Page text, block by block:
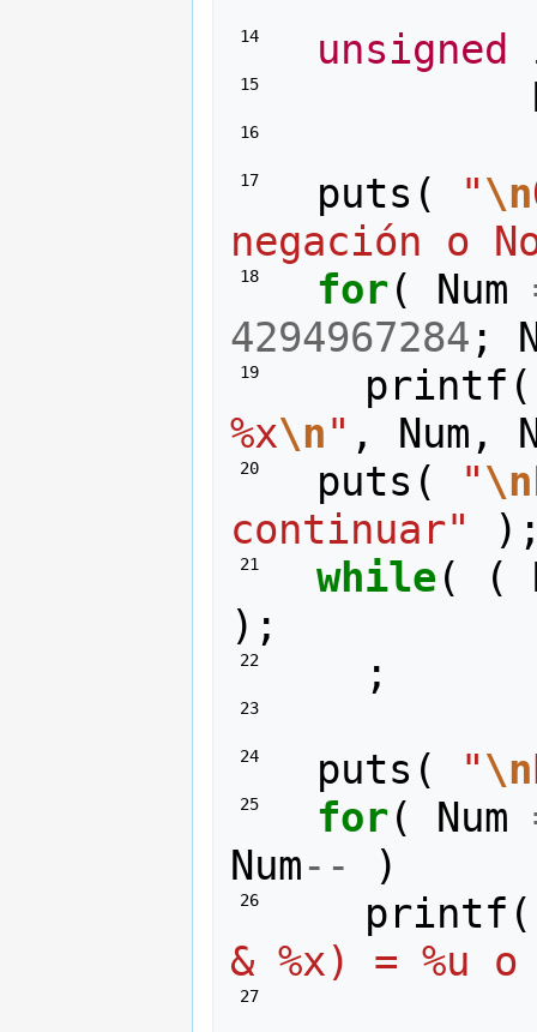
14 unsigned
15
16
17 puts ( "\n
negación o
18 for( Num
4294967284 ;
19 printf (
%x\n" , Num ,
20 puts ( "\n
continuar"
21 while ( (
);
22 ;
23
24 puts ( "\n
25 for( Num
Num-- )
26 printf (
& %x) = %u o
27